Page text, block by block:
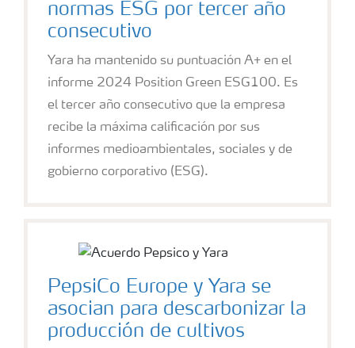
normas ESG por tercer año
consecutivo
Yara ha mantenido su puntuación A+ en el
informe 2024 Position Green ESG100. Es
el tercer año consecutivo que la empresa
recibe la máxima calificación por sus
informes medioambientales, sociales y de
gobierno corporativo (ESG).
PepsiCo Europe y Yara se
asocian para descarbonizar la
producción de cultivos